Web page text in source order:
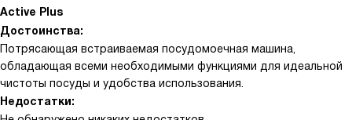
Active Plus
Достоинства:
Потрясающая встраиваемая посудомоечная машина,
обладающая всеми необходимыми функциями для идеальной
чистоты посуды и удобства использования.
Недостатки: